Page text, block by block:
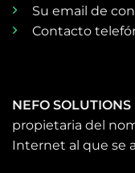
Su email de
Contacto
NEFO SOLUTIONS
propietaria del
Internet al que se